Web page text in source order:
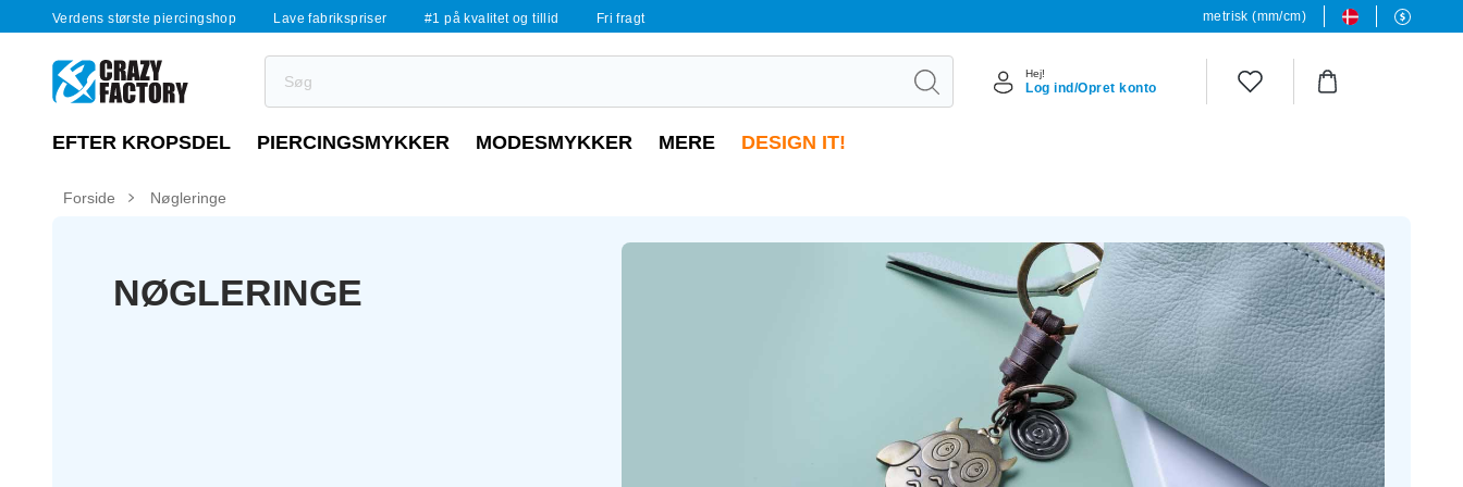
Verdens største piercingshop Lave fabrikspriser #1 på kvalitet og tillid Fri fragt metrisk (mm/cm)
Hej!
Log ind/Opret konto
EFTER KROPSDEL PIERCINGSMYKKER MODESMYKKER MERE DESIGN IT!
Forside Nøgleringe
NØGLERINGE